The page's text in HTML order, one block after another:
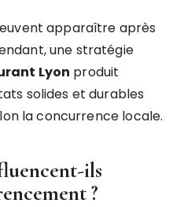
apparaître après
une stratégie
Lyon produit
solides et durables
la concurrence locale.
ils
?